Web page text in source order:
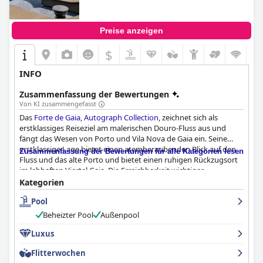
Preise anzeigen
$
INFO
Zusammenfassung der Bewertungen
Von KI zusammengefasst
Das Forte de Gaia, Autograph Collection, zeichnet sich als
erstklassiges Reiseziel am malerischen Douro-Fluss aus und
fängt das Wesen von Porto und Vila Nova de Gaia ein. Seine
erstklassige Lage bietet einen atemberaubenden Blick auf den
Fluss und das alte Porto und bietet einen ruhigen Rückzugsort
im lebhaften Viertel Gaia. Die Erreichbarkeit wichtiger
Sehenswürdigkeiten, der Uferpromenade und einer Vielzahl von
Restaurants und Weinbars macht es zu einem idealen Ort
sowohl für Erkundungen als auch für Entspannung.
Gäste heben das Frühstück im
Collection , häufig als bemerkenswertes Merkmal hervor, das oft
und einer angenehmen Speiseatmosphäre, die durch
Zusammenfassung der Bewertungen für alle Kategorien lesen
Kategorien
Pool
Beheizter Pool
Außenpool
Luxus
Flitterwochen